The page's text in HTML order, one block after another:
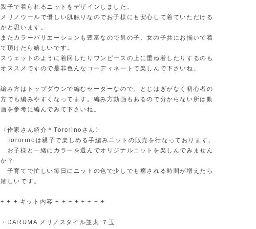
親子で着られるニットをデザインしました。
メリノウールで優しい肌触りなのでお子様にも安心して着ていただける
かと思います。
またカラーバリエーションも豊富なので男の子、女の子共にお揃いで着
て頂けたら嬉しいです。
スウェットのように着回したりワンピースの上に重ね着したりするのも
オススメですので是非色んなコーディネートで楽しんで下さいね。
編み方はトップダウンで編むセーターなので、とじはぎがなく初心者の
方でも編みやすくなってます。編み方動画もあるので分からない所は動
画を参考に編んでみて下さいね。
〈作家さん紹介＊Tororinoさん〉
Tororinoは親子で楽しめる手編みニットの販売を行なっております。
お子様と一緒にカラーを選んでオリジナルニットを楽しんでみません
か？
子育てで忙しい毎日にニットの色で少しでも癒される時間が増えたら
嬉しいです。
+ + + キット内容 + + + + + + + +
・DARUMA メリノスタイル並太 ７玉